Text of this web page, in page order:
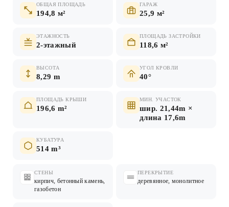
ОБЩАЯ ПЛОЩАДЬ
194,8 м²
ГАРАЖ
25,9 м²
ЭТАЖНОСТЬ
2-этажный
ПЛОЩАДЬ ЗАСТРОЙКИ
118,6 м²
ВЫСОТА
8,29 m
УГОЛ КРОВЛИ
40°
ПЛОЩАДЬ КРЫШИ
196,6 m²
МИН. УЧАСТОК
шир. 21,44m ×
длина 17,6m
КУБАТУРА
514 m³
СТЕНЫ
кирпич, бетонный камень,
газобетон
ПЕРЕКРЫТИЕ
деревянное, монолитное